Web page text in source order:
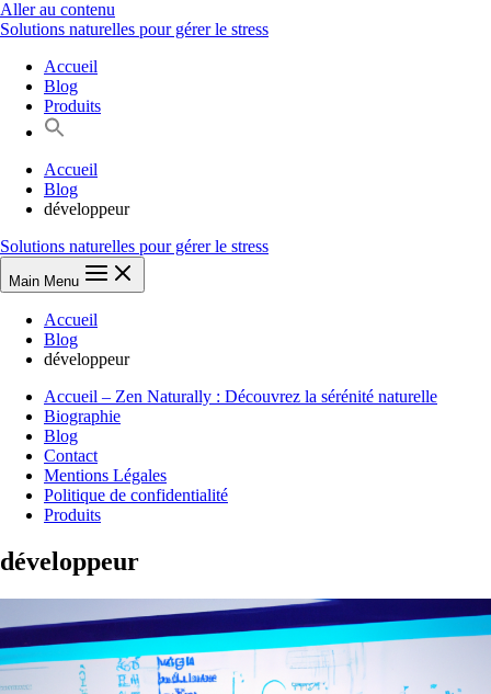
Aller au contenu
Solutions naturelles pour gérer le stress
Accueil
Blog
Produits
Accueil
Blog
développeur
Solutions naturelles pour gérer le stress
Main Menu
Accueil
Blog
développeur
Accueil – Zen Naturally : Découvrez la sérénité naturelle
Biographie
Blog
Contact
Mentions Légales
Politique de confidentialité
Produits
développeur